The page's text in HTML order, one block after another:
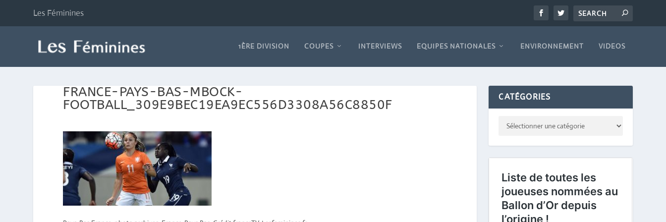
Les Féminines
1ÈRE DIVISION COUPES INTERVIEWS EQUIPES NATIONALES ENVIRONNEMENT VIDEOS
FRANCE-PAYS-BAS-MBOCK-
FOOTBALL_309E9BEC19EA9EC556D3308A56C8850F
CATÉGORIES